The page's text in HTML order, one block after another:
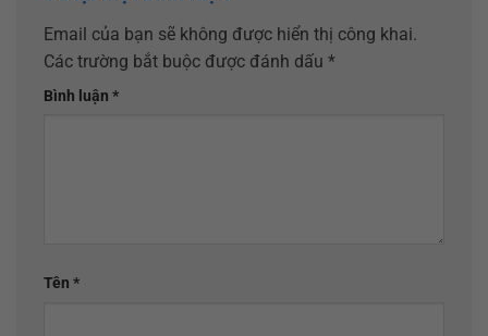
Email của bạn sẽ không được hiển thị công khai.
Các trường bắt buộc được đánh dấu *
Bình luận *
Tên *